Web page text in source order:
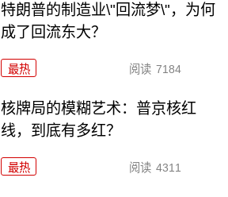
特朗普的制造业\"回流梦\"，为何
成了回流东大？
最热 阅读 7184
核牌局的模糊艺术：普京核红
线，到底有多红？
最热 阅读 4311